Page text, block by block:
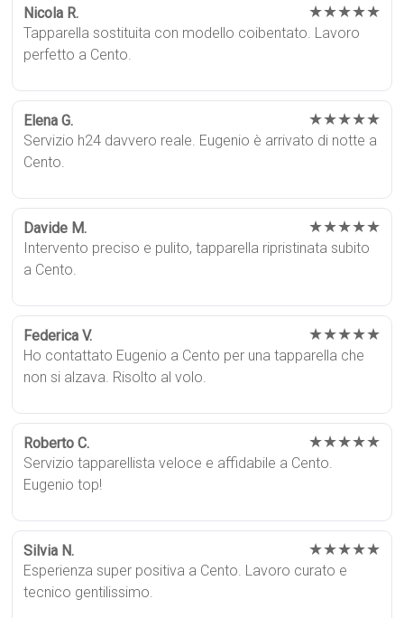
Nicola R. ★★★★★
Tapparella sostituita con modello coibentato. Lavoro
perfetto a Cento.
Elena G. ★★★★★
Servizio h24 davvero reale. Eugenio è arrivato di notte a
Cento.
Davide M. ★★★★★
Intervento preciso e pulito, tapparella ripristinata subito
a Cento.
Federica V. ★★★★★
Ho contattato Eugenio a Cento per una tapparella che
non si alzava. Risolto al volo.
Roberto C. ★★★★★
Servizio tapparellista veloce e affidabile a Cento.
Eugenio top!
Silvia N. ★★★★★
Esperienza super positiva a Cento. Lavoro curato e
tecnico gentilissimo.